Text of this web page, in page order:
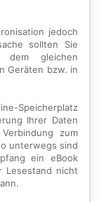
jedoch
sollten Sie
dem gleichen
Geräten bzw. in
Speicherplatz
Ihrer Daten
zum
unterwegs sind
ein eBook
Lesestand nicht